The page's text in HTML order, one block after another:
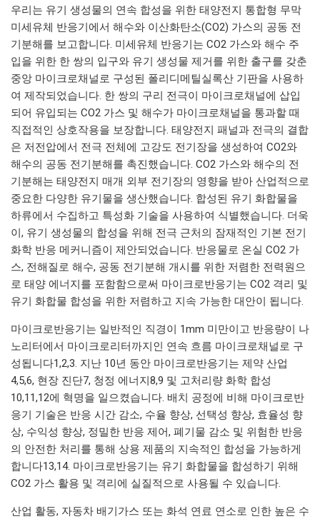
우리는 유기 생성물의 연속 합성을 위한 태양전지 통합형 무막
미세유체 반응기에서 해수와 이산화탄소(CO2) 가스의 공동 전
기분해를 보고합니다. 미세유체 반응기는 CO2 가스와 해수 주
입을 위한 한 쌍의 입구와 유기 생성물 제거를 위한 출구를 갖춘
중앙 마이크로채널로 구성된 폴리디메틸실록산 기판을 사용하
여 제작되었습니다. 한 쌍의 구리 전극이 마이크로채널에 삽입
되어 유입되는 CO2 가스 및 해수가 마이크로채널을 통과할 때
직접적인 상호작용을 보장합니다. 태양전지 패널과 전극의 결합
은 저전압에서 전극 전체에 고강도 전기장을 생성하여 CO2와
해수의 공동 전기분해를 촉진했습니다. CO2 가스와 해수의 전
기분해는 태양전지 매개 외부 전기장의 영향을 받아 산업적으로
중요한 다양한 유기물을 생산했습니다. 합성된 유기 화합물을
하류에서 수집하고 특성화 기술을 사용하여 식별했습니다. 더욱
이, 유기 생성물의 합성을 위해 전극 근처의 잠재적인 기본 전기
화학 반응 메커니즘이 제안되었습니다. 반응물로 온실 CO2 가
스, 전해질로 해수, 공동 전기분해 개시를 위한 저렴한 전력원으
로 태양 에너지를 포함함으로써 마이크로반응기는 CO2 격리 및
유기 화합물 합성을 위한 저렴하고 지속 가능한 대안이 됩니다.
마이크로반응기는 일반적인 직경이 1mm 미만이고 반응량이 나
노리터에서 마이크로리터까지인 연속 흐름 마이크로채널로 구
성됩니다1,2,3. 지난 10년 동안 마이크로반응기는 제약 산업
4,5,6, 현장 진단7, 청정 에너지8,9 및 고처리량 화학 합성
10,11,12에 혁명을 일으켰습니다. 배치 공정에 비해 마이크로반
응기 기술은 반응 시간 감소, 수율 향상, 선택성 향상, 효율성 향
상, 수익성 향상, 정밀한 반응 제어, 폐기물 감소 및 위험한 반응
의 안전한 처리를 통해 상용 제품의 지속적인 합성을 가능하게
합니다13,14. 마이크로반응기는 유기 화합물을 합성하기 위해
CO2 가스 활용 및 격리에 실질적으로 사용될 수 있습니다.
산업 활동, 자동차 배기가스 또는 화석 연료 연소로 인한 높은 수